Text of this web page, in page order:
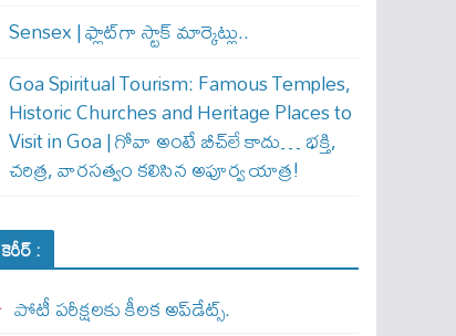
Sensex | ఫ్లాట్‌గా స్టాక్ మార్కెట్లు..
Goa Spiritual Tourism: Famous Temples,
Historic Churches and Heritage Places to
Visit in Goa | గోవా అంటే బీచ్‌లే కాదు… భక్తి,
చరిత్ర, వారసత్వం కలిసిన అపూర్వ యాత్ర!
కెరీర్ :
పోటీ పరీక్షలకు కీలక అప్‌డేట్స్.